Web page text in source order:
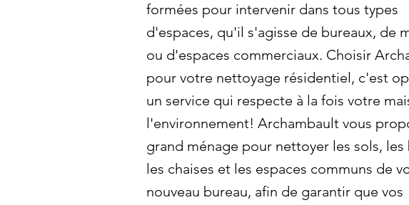
formées pour intervenir dans tous types
d'espaces, qu'il s'agisse de bureaux, de
ou d'espaces commerciaux. Choisir
pour votre nettoyage résidentiel, c'est
un service qui respecte à la fois votre
l'environnement! Archambault vous
grand ménage pour nettoyer les sols, les
les chaises et les espaces communs de
nouveau bureau, afin de garantir que vos